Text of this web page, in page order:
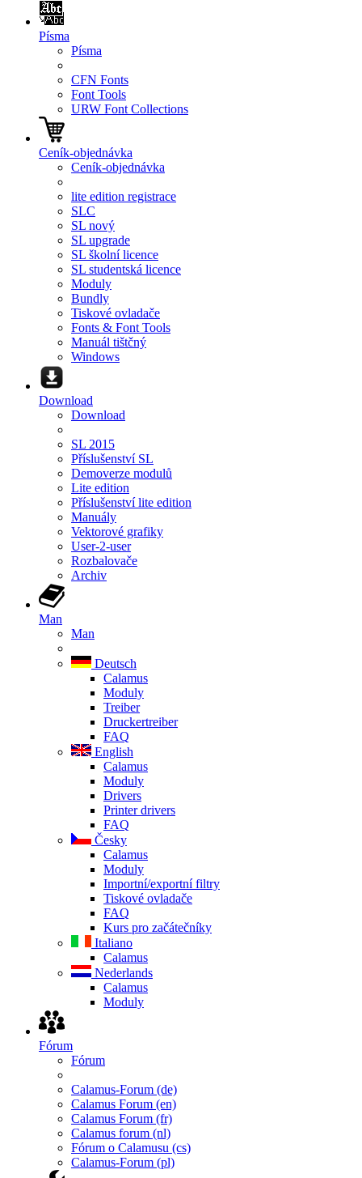
Písma
Písma
CFN Fonts
Font Tools
URW Font Collections
Ceník-objednávka
Ceník-objednávka
lite edition registrace
SLC
SL nový
SL upgrade
SL školní licence
SL studentská licence
Moduly
Bundly
Tiskové ovladače
Fonts & Font Tools
Manuál tištčný
Windows
Download
Download
SL 2015
Příslušenství SL
Demoverze modulů
Lite edition
Příslušenství lite edition
Manuály
Vektorové grafiky
User-2-user
Rozbalovače
Archiv
Man
Man
Deutsch
Calamus
Moduly
Treiber
Druckertreiber
FAQ
English
Calamus
Moduly
Drivers
Printer drivers
FAQ
Česky
Calamus
Moduly
Importní/exportní filtry
Tiskové ovladače
FAQ
Kurs pro začátečníky
Italiano
Calamus
Nederlands
Calamus
Moduly
Fórum
Fórum
Calamus-Forum (de)
Calamus Forum (en)
Calamus Forum (fr)
Calamus forum (nl)
Fórum o Calamusu (cs)
Calamus-Forum (pl)